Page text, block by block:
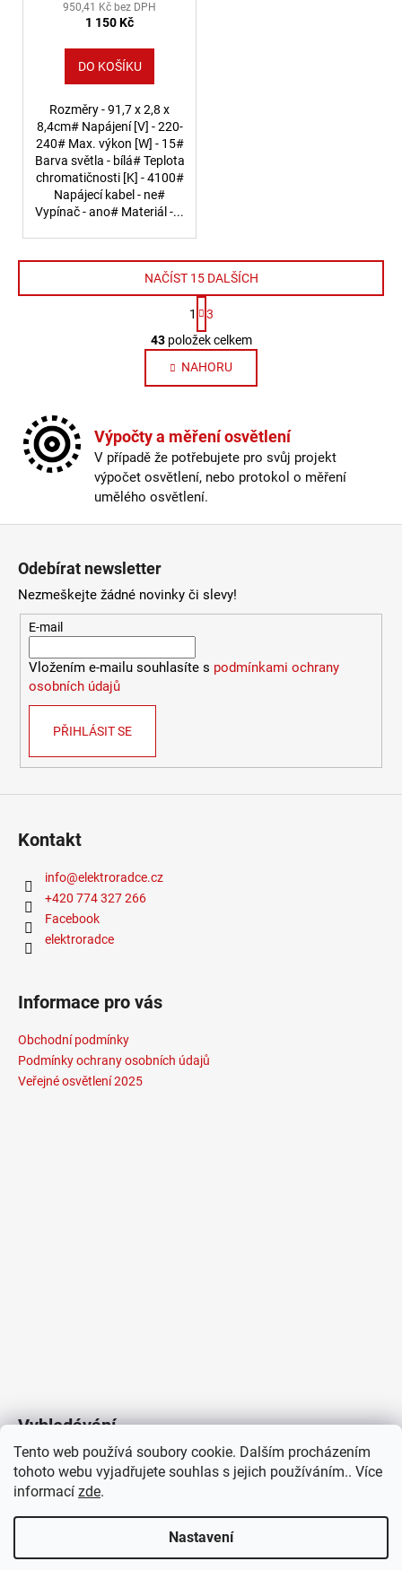
Tento web používá soubory cookie. Dalším procházením
tohoto webu vyjadřujete souhlas s jejich používáním.. Více
informací zde.
Nastavení
950,41 Kč bez DPH
1 150 Kč
DO KOŠÍKU
Rozměry - 91,7 x 2,8 x
8,4cm# Napájení [V] - 220-
240# Max. výkon [W] - 15#
Barva světla - bílá# Teplota
chromatičnosti [K] - 4100#
Napájecí kabel - ne#
Vypínač - ano# Materiál -...
Ovládací prvky výpisu
NAČÍST 15 DALŠÍCH
Stránkování
1
3
43položek celkem
NAHORU
Výpočty a měření osvětlení
V případě že potřebujete pro svůj projekt
výpočet osvětlení, nebo protokol o měření
umělého osvětlení.
Odebírat newsletter
Nezmeškejte žádné novinky či slevy!
E-mail
Vložením e-mailu souhlasíte s podmínkami ochrany
osobních údajů
PŘIHLÁSIT SE
Kontakt
info@elektroradce.cz
+420 774 327 266
Facebook
elektroradce
Informace pro vás
Obchodní podmínky
Podmínky ochrany osobních údajů
Veřejné osvětlení 2025
Vyhledávání
HLEDAT
/
Vytvořil Shoptet
Copyright 2026